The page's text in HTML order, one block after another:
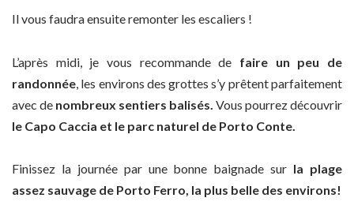
Il vous faudra ensuite remonter les escaliers !
L’après midi, je vous recommande de faire un peu de
randonnée, les environs des grottes s’y prêtent parfaitement
avec de nombreux sentiers balisés. Vous pourrez découvrir
le Capo Caccia et le parc naturel de Porto Conte.
Finissez la journée par une bonne baignade sur la plage
assez sauvage de Porto Ferro, la plus belle des environs!